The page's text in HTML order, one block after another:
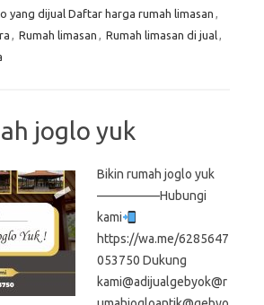
yang dijual Daftar harga rumah limasan ,
, Rumah limasan , Rumah limasan di jual,
joglo yuk
Bikin rumah joglo yuk
—————Hubungi
kami
https://wa.me/6285647
053750 Dukung
kami@adijualgebyok@r